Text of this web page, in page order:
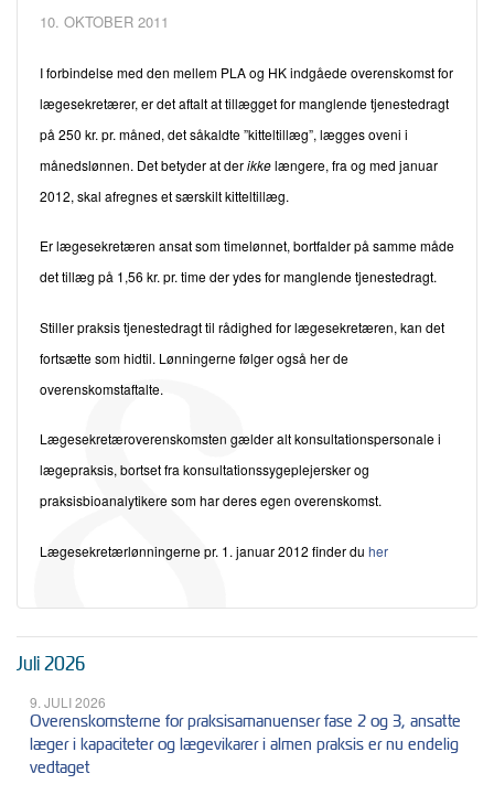
10. OKTOBER 2011
I forbindelse med den mellem PLA og HK indgåede overenskomst for
lægesekretærer, er det aftalt at tillægget for manglende tjenestedragt
på 250 kr. pr. måned, det såkaldte ”kitteltillæg”, lægges oveni i
månedslønnen. Det betyder at derikkelængere, fra og med januar
2012, skal afregnes et særskilt kitteltillæg.
Er lægesekretæren ansat som timelønnet, bortfalder på samme måde
det tillæg på 1,56 kr. pr. time der ydes for manglende tjenestedragt.
Stiller praksis tjenestedragt til rådighed for lægesekretæren, kan det
fortsætte som hidtil. Lønningerne følger også her de
overenskomstaftalte.
Lægesekretæroverenskomsten gælder alt konsultationspersonale i
lægepraksis, bortset fra konsultationssygeplejersker og
praksisbioanalytikere som har deres egen overenskomst.
Lægesekretærlønningerne pr. 1. januar 2012 finder du her
Juli 2026
9. JULI 2026
Overenskomsterne for praksisamanuenser fase 2 og 3, ansatte
læger i kapaciteter og lægevikarer i almen praksis er nu endelig
vedtaget